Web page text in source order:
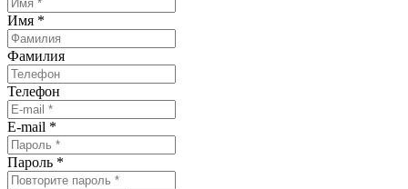
Имя *
Фамилия
Телефон
E-mail *
Пароль *